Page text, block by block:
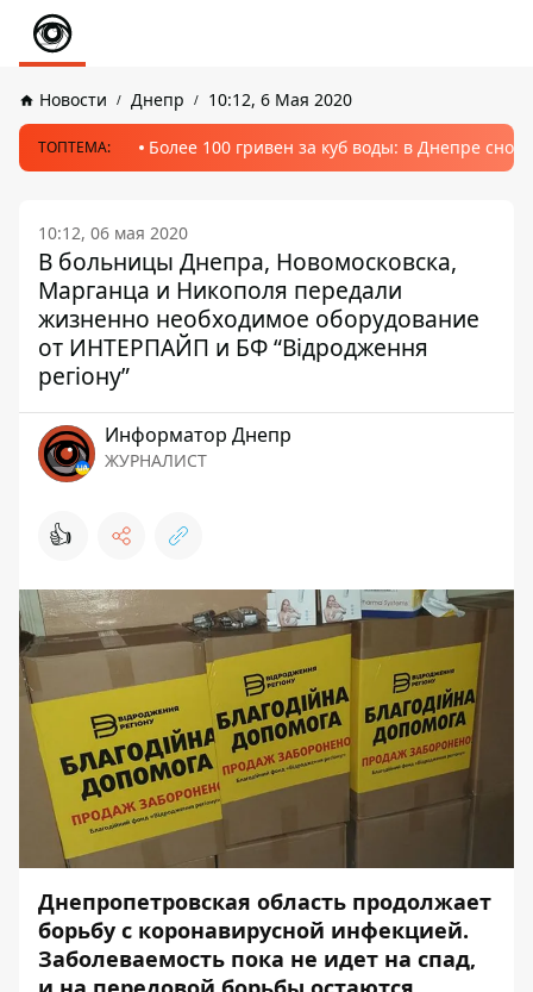
Новости Днепр 10:12, 6 Мая 2020
ТОПТЕМА: Более 100 гривен за куб воды: в Днепре
10:12, 06 мая 2020
В больницы Днепра, Новомосковска,
Марганца и Никополя передали
жизненно необходимое оборудование
от ИНТЕРПАЙП и БФ “Відродження
регіону”
Информатор Днепр
ЖУРНАЛИСТ
👍
Днепропетровская область продолжает
борьбу с коронавирусной инфекцией.
Заболеваемость пока не идет на спад,